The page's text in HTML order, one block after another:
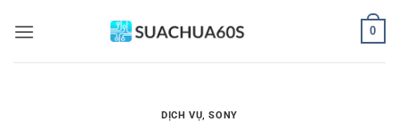
qua
0
DỊCH VỤ,SONY